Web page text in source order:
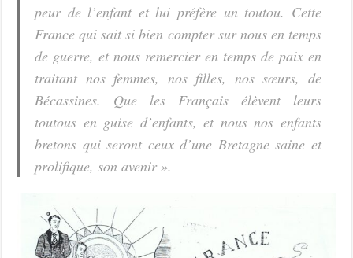
peur de l’enfant et lui préfère un toutou. Cette
France qui sait si bien compter sur nous en temps
de guerre, et nous remercier en temps de paix en
traitant nos femmes, nos filles, nos sœurs, de
Bécassines. Que les Français élèvent leurs
toutous en guise d’enfants, et nous nos enfants
bretons qui seront ceux d’une Bretagne saine et
prolifique, son avenir ».